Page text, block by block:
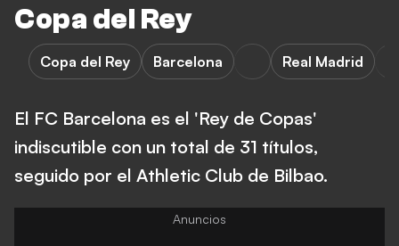
Copa del Rey
Copa del Rey Barcelona Real Madrid
El FC Barcelona es el 'Rey de Copas'
indiscutible con un total de 31 títulos,
seguido por el Athletic Club de Bilbao.